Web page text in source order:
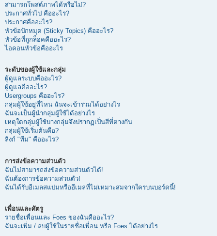
สามารถโพสต์ภาพได้หรือไม่?
ประกาศทั่วไป คืออะไร?
ประกาศคืออะไร?
หัวข้อปักหมุด (Sticky Topics) คืออะไร?
หัวข้อที่ถูกล็อคคืออะไร?
ไอคอนหัวข้อคืออะไร
ระดับของผู้ใช้และกลุ่ม
ผู้ดูแลระบบคืออะไร?
ผู้ดูแลคืออะไร?
Usergroups คืออะไร?
กลุ่มผู้ใช้อยู่ที่ไหน ฉันจะเข้าร่วมได้อย่างไร
ฉันจะเป็นผู้นำกลุ่มผู้ใช้ได้อย่างไร
เหตุใดกลุ่มผู้ใช้บางกลุ่มจึงปรากฏเป็นสีที่ต่างกัน
กลุ่มผู้ใช้เริ่มต้นคือ?
ลิงก์ "ทีม" คืออะไร?
การส่งข้อความส่วนตัว
ฉันไม่สามารถส่งข้อความส่วนตัวได้!
ฉันต้องการข้อความส่วนตัว!
ฉันได้รับอีเมลสแปมหรืออีเมลที่ไม่เหมาะสมจากใครบนบอร์ดนี้!
เพื่อนและศัตรู
รายชื่อเพื่อนและ Foes ของฉันคืออะไร?
ฉันจะเพิ่ม / ลบผู้ใช้ในรายชื่อเพื่อน หรือ Foes ได้อย่างไร